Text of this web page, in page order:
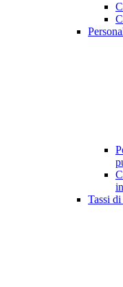
Tassi di